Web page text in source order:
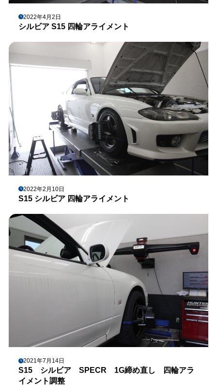
2022年4月2日
シルビア S15 四輪アライメント
2022年2月10日
S15 シルビア 四輪アライメント
2021年7月14日
S15 シルビア SPECR 1G締め直し 四輪アラ
イメント調整